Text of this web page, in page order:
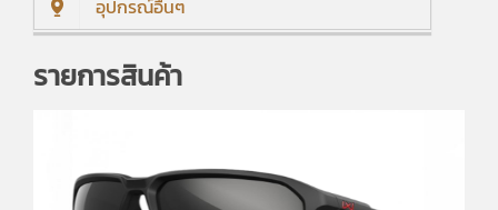
อุปกรณ์อื่นๆ
รายการสินค้า